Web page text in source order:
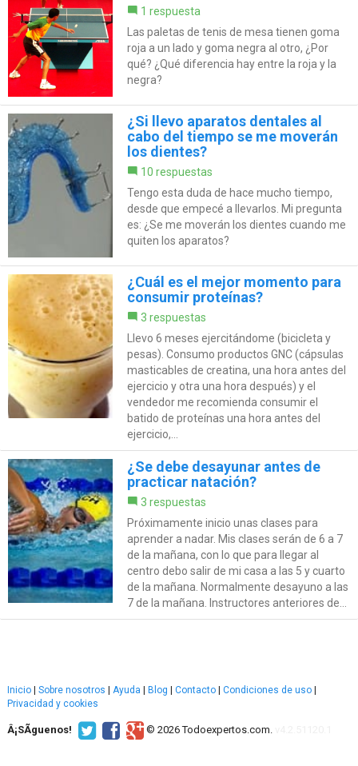
1 respuesta
Las paletas de tenis de mesa tienen goma
roja a un lado y goma negra al otro, ¿Por
qué? ¿Qué diferencia hay entre la roja y la
negra?
¿Si llevo aparatos dentales al
cabo del tiempo se me moverán
los dientes?
10 respuestas
Tengo esta duda de hace mucho tiempo,
desde que empecé a llevarlos. Mi pregunta
es: ¿Se me moverán los dientes cuando me
quiten los aparatos?
¿Cuál es el mejor momento para
consumir proteínas?
3 respuestas
Llevo 6 meses ejercitándome (bicicleta y
pesas). Consumo productos GNC (cápsulas
masticables de creatina, una hora antes del
ejercicio y otra una hora después) y el
vendedor me recomienda consumir el
batido de proteínas una hora antes del
ejercicio,...
¿Se debe desayunar antes de
practicar natación?
3 respuestas
Próximamente inicio unas clases para
aprender a nadar. Mis clases serán de 6 a 7
de la mañana, con lo que para llegar al
centro debo salir de mi casa a las 5 y cuarto
de la mañana. Normalmente desayuno a las
7 de la mañana. Instructores anteriores de...
Inicio | Sobre nosotros | Ayuda | Blog | Contacto | Condiciones de uso |
Privacidad y cookies
Â¡SÃ­guenos! © 2026 Todoexpertos.com.